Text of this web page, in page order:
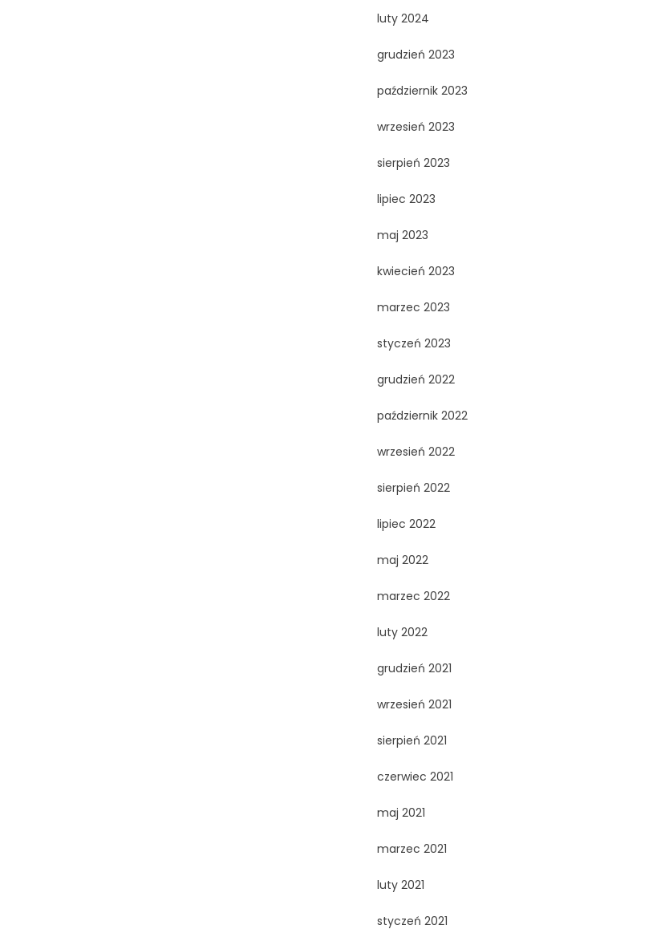
luty 2024
grudzień 2023
październik 2023
wrzesień 2023
sierpień 2023
lipiec 2023
maj 2023
kwiecień 2023
marzec 2023
styczeń 2023
grudzień 2022
październik 2022
wrzesień 2022
sierpień 2022
lipiec 2022
maj 2022
marzec 2022
luty 2022
grudzień 2021
wrzesień 2021
sierpień 2021
czerwiec 2021
maj 2021
marzec 2021
luty 2021
styczeń 2021